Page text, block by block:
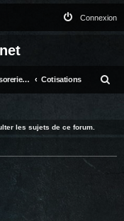
Connexion
Trésorerie et vie globale Cotisations
e
les sujets de ce forum.